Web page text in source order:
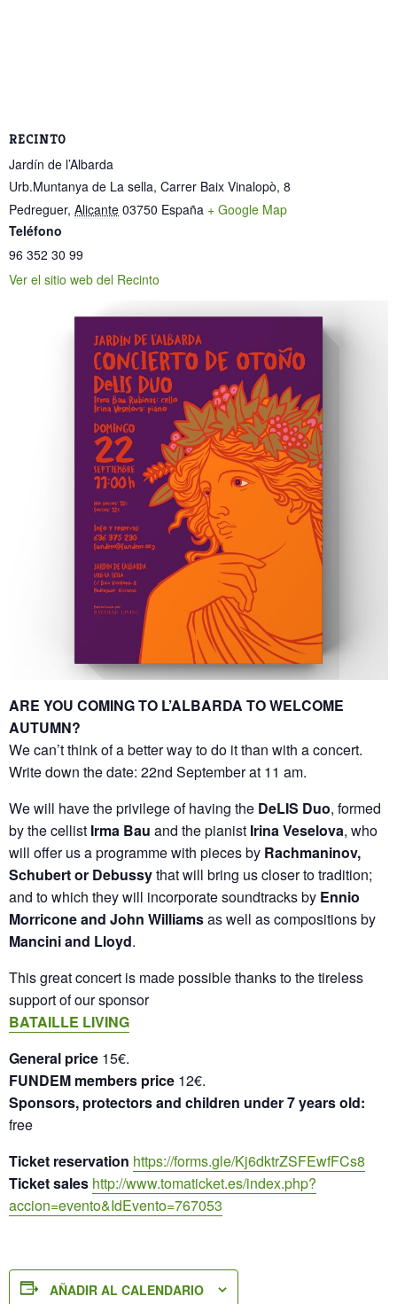
RECINTO
Jardín de l’Albarda
Urb.Muntanya de La sella, Carrer Baix Vinalopò, 8
Pedreguer, Alicante 03750 España + Google Map
Teléfono
96 352 30 99
Ver el sitio web del Recinto
ARE YOU COMING TO L’ALBARDA TO WELCOME
AUTUMN?
We can’t think of a better way to do it than with a concert.
Write down the date: 22nd September at 11 am.
We will have the privilege of having the DeLIS Duo, formed
by the cellist Irma Bau and the pianist Irina Veselova, who
will offer us a programme with pieces by Rachmaninov,
Schubert or Debussythat will bring us closer to tradition;
and to which they will incorporate soundtracks by Ennio
Morricone and John Williamsas well as compositions by
Mancini and Lloyd.
This great concert is made possible thanks to the tireless
support of our sponsor
BATAILLE LIVING
General price 15€.
FUNDEM members price 12€.
Sponsors, protectors and children under 7 years old:
free
Ticket reservation https://forms.gle/Kj6dktrZSFEwfFCs8
Ticket sales http://www.tomaticket.es/index.php?
accion=evento&IdEvento=767053
AÑADIR AL CALENDARIO